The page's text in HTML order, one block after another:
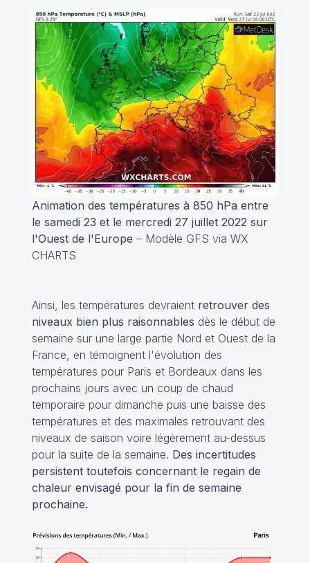
Animation des températures à 850 hPa entre
le samedi 23 et le mercredi 27 juillet 2022 sur
l'Ouest de l'Europe – Modèle GFS via WX
CHARTS
Ainsi, les températures devraientretrouver des
niveaux bien plus raisonnables dès le début de
semaine sur une large partie Nord et Ouest de la
France, en témoignent l'évolution des
températures pour Paris et Bordeaux dans les
prochains jours avec un coup de chaud
temporaire pour dimanche puis une baisse des
températures et des maximales retrouvant des
niveaux de saison voire légèrement au-dessus
pour la suite de la semaine. Des incertitudes
persistent toutefois concernant le regain de
chaleur envisagé pour la fin de semaine
prochaine.